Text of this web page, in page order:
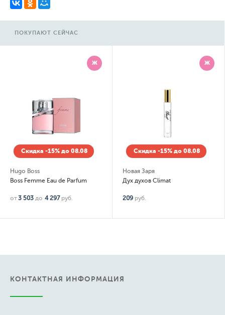
ПОКУПАЮТ СЕЙЧАС
Ж
Скидка -15% до 08.08
Hugo Boss
Boss Femme Eau de Parfum
от3 503 до 4 297 руб.
Ж
Скидка -15% до 08.08
Новая Заря
Дух духов Climat
209 руб.
КОНТАКТНАЯ ИНФОРМАЦИЯ